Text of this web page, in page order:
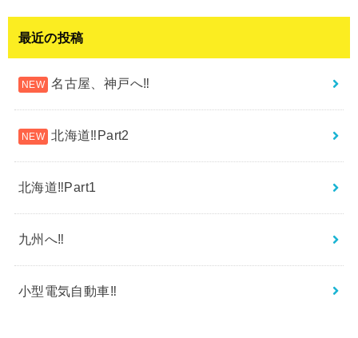
最近の投稿
名古屋、神戸へ‼︎
北海道‼︎Part2
北海道‼︎Part1
九州へ‼︎
小型電気自動車‼︎